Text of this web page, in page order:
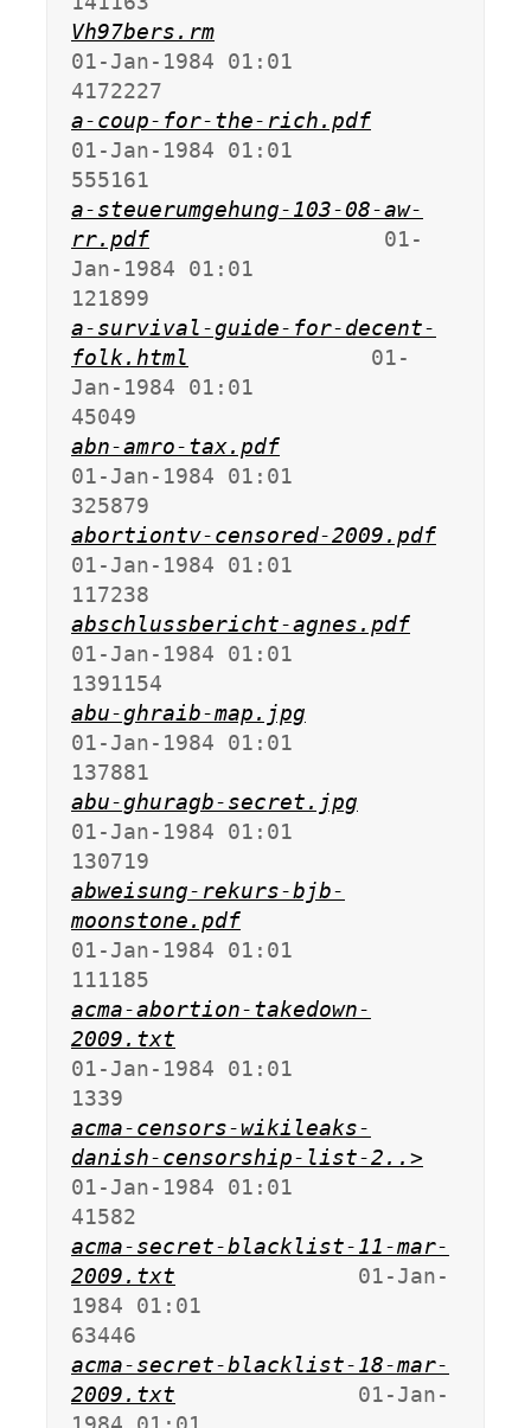
Vh97bers.rm
01-Jan-1984 01:01
a-coup-for-the-rich.pdf
01-Jan-1984 01:01
a-steuerumgehung-103-08-aw-
rr.pdf
                  01-
Jan-1984 01:01
a-survival-guide-for-decent-
folk.html
              01-
Jan-1984 01:01
abn-amro-tax.pdf
01-Jan-1984 01:01
abortiontv-censored-2009.pdf
01-Jan-1984 01:01
abschlussbericht-agnes.pdf
01-Jan-1984 01:01
abu-ghraib-map.jpg
01-Jan-1984 01:01
abu-ghuragb-secret.jpg
01-Jan-1984 01:01
abweisung-rekurs-bjb-
moonstone.pdf
01-Jan-1984 01:01
acma-abortion-takedown-
2009.txt
01-Jan-1984 01:01
acma-censors-wikileaks-
danish-censorship-list-2..>
01-Jan-1984 01:01
acma-secret-blacklist-11-mar-
2009.txt
              01-Jan-
1984 01:01
acma-secret-blacklist-18-mar-
2009.txt
              01-Jan-